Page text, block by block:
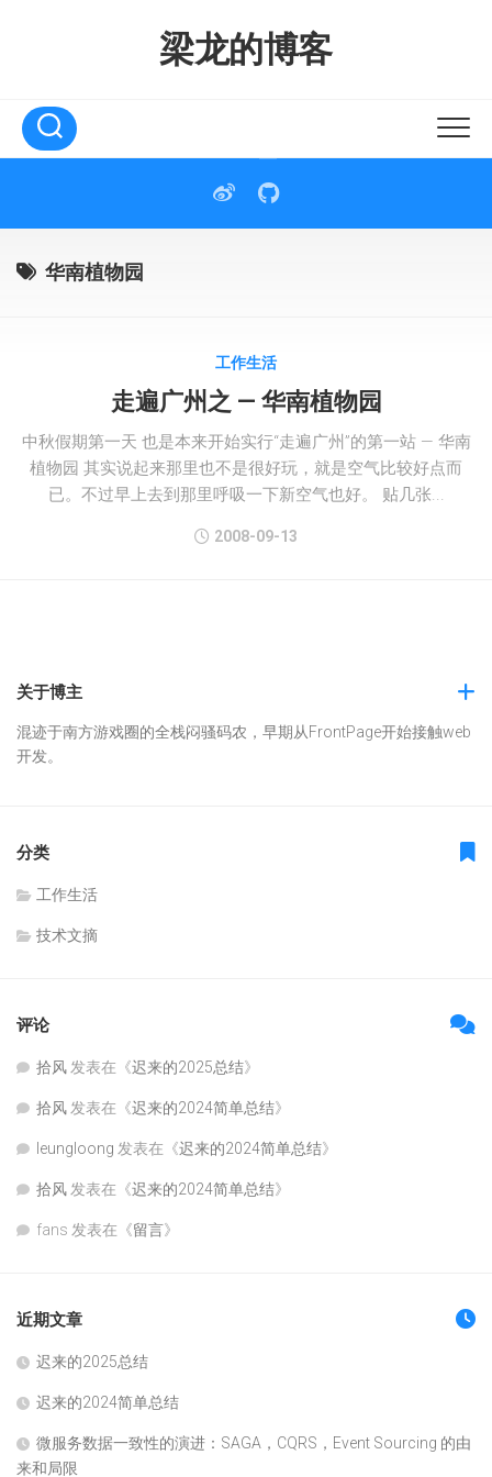
梁龙的博客
华南植物园
工作生活
走遍广州之 — 华南植物园
中秋假期第一天 也是本来开始实行“走遍广州”的第一站 — 华南
植物园 其实说起来那里也不是很好玩，就是空气比较好点而
已。不过早上去到那里呼吸一下新空气也好。 贴几张...
2008-09-13
关于博主
混迹于南方游戏圈的全栈闷骚码农，早期从FrontPage开始接触web
开发。
分类
工作生活
技术文摘
评论
拾风 发表在《迟来的2025总结》
拾风 发表在《迟来的2024简单总结》
leungloong 发表在《迟来的2024简单总结》
拾风 发表在《迟来的2024简单总结》
fans 发表在《留言》
近期文章
迟来的2025总结
迟来的2024简单总结
微服务数据一致性的演进：SAGA，CQRS，Event Sourcing 的由
来和局限